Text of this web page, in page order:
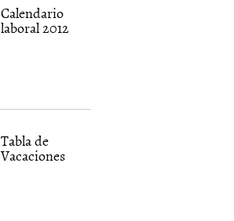
Calendario
laboral 2012
Tabla de
Vacaciones